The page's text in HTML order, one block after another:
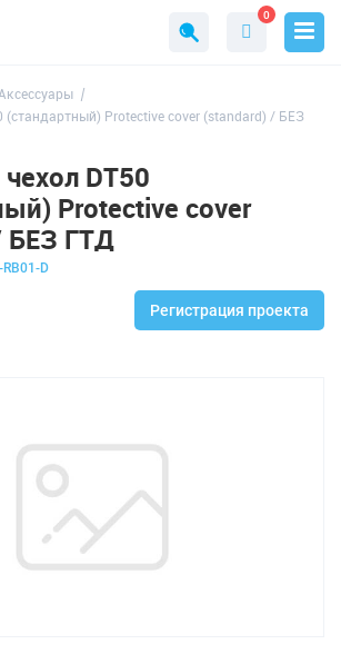
0
Аксессуары
Protective cover (standard) / БЕЗ
DT50
Protective cover
БЕЗ ГТД
D
Регистрация проекта